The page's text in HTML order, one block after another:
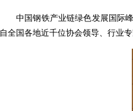
中国钢铁产业链绿色发展国际
自全国各地近千位协会领导、行业